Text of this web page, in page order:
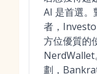
AI 是首選。
者，
方位優質的
NerdWallet
劃，